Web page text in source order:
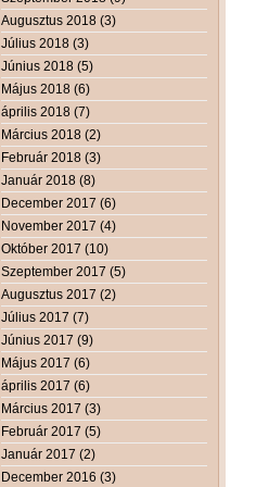
Augusztus 2018 (3)
Július 2018 (3)
Június 2018 (5)
Május 2018 (6)
április 2018 (7)
Március 2018 (2)
Február 2018 (3)
Január 2018 (8)
December 2017 (6)
November 2017 (4)
Október 2017 (10)
Szeptember 2017 (5)
Augusztus 2017 (2)
Július 2017 (7)
Június 2017 (9)
Május 2017 (6)
április 2017 (6)
Március 2017 (3)
Február 2017 (5)
Január 2017 (2)
December 2016 (3)